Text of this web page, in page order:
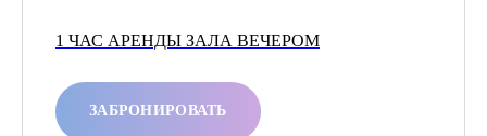
1 ЧАС АРЕНДЫ ЗАЛА ВЕЧЕРОМ
ЗАБРОНИРОВАТЬ